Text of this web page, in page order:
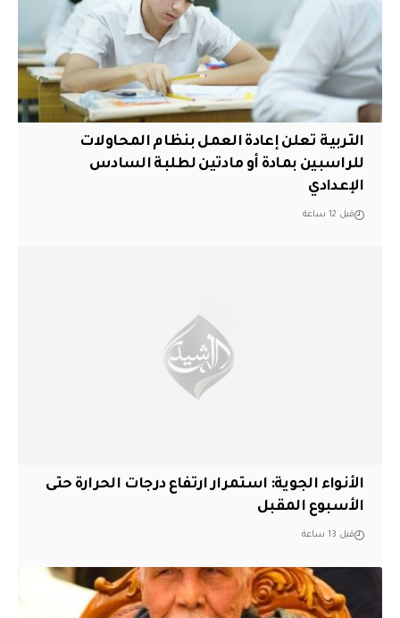
التربية تعلن إعادة العمل بنظام المحاولات
للراسبين بمادة أو مادتين لطلبة السادس
الإعدادي
قبل 12 ساعة
الأنواء الجوية: استمرار ارتفاع درجات الحرارة حتى
الأسبوع المقبل
قبل 13 ساعة